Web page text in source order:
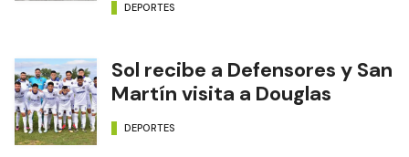
DEPORTES
Sol recibe a Defensores y San
Martín visita a Douglas
DEPORTES